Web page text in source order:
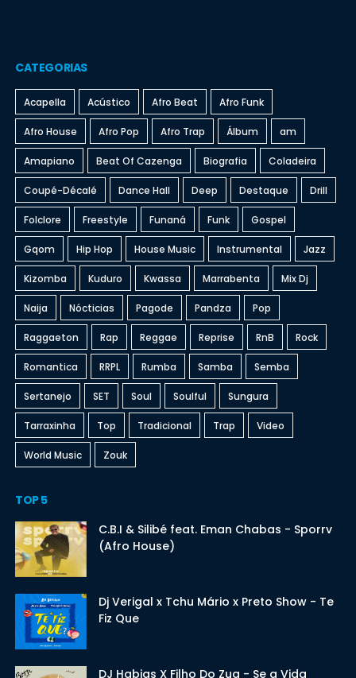
CATEGORIAS
Acapella Acústico Afro Beat Afro Funk
Afro House Afro Pop Afro Trap Álbum am
Amapiano Beat Of Cazenga Biografia Coladeira
Coupé-Décalé Dance Hall Deep Destaque Drill
Folclore Freestyle Funaná Funk Gospel
Gqom Hip Hop House Music Instrumental Jazz
Kizomba Kuduro Kwassa Marrabenta Mix Dj
Naija Nócticias Pagode Pandza Pop
Raggaeton Rap Reggae Reprise RnB Rock
Romantica RRPL Rumba Samba Semba
Sertanejo SET Soul Soulful Sungura
Tarraxinha Top Tradicional Trap Video
World Music Zouk
TOP 5
C.B.I & Silibé feat. Eman Chabas - Sporrv
(Afro House)
Dj Verigal x Tchu Mário x Preto Show - Te
Fiz Que
DJ Habias X Filho Do Zua - Se a Vida